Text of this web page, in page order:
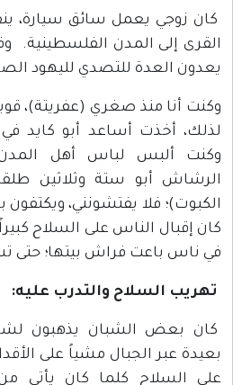
كان زوجي يعمل سائق سيارة،
القرى إلى المدن الفلسطينية.
يعدون العدة للتصدي لليهود
وكنت أنا منذ صغري (عفريتة)،
لذلك، أخذت أساعد أبو كايد
وكنت ألبس لباس أهل
الرشاش أبو ستة وثلاثين
الكبوت)؛ فلا يفتشونني،
كان إقبال الناس على السلاح
في ناس باعت فراش بيتها؛ حتى
تهريب السلاح والتدرب عليه:
كان بعض الشبان يذهبون
بعيدة عبر الجبال مشياً على
على السلاح كلما كان يأتي